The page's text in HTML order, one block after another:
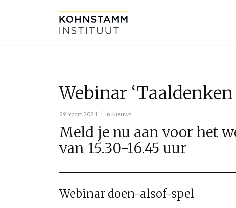
Webinar ‘Taaldenken
29 maart 2021 / in Nieuws
Meld je nu aan voor het
van 15.30-16.45 uur
Webinar doen-alsof-spel